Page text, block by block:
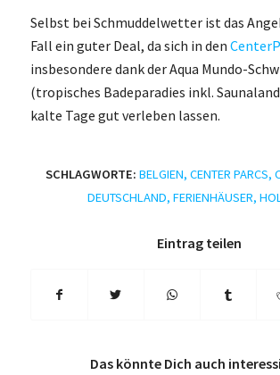
Selbst bei Schmuddelwetter ist das
Fall ein guter Deal, da sich in den
insbesondere dank der Aqua Mundo-
(tropisches Badeparadies inkl.
kalte Tage gut verleben lassen.
SCHLAGWORTE: BELGIEN, CENTER PARCS,
DEUTSCHLAND, FERIENHÄUSER,
Eintrag teilen
Das könnte Dich auch